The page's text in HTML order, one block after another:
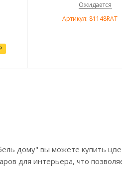
Ожидается
Артикул: 81148RAT
дому" вы можете купить
для интерьера, что